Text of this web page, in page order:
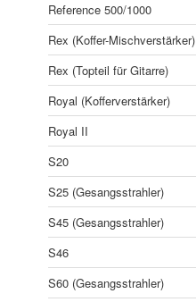
Reference 500/1000
Rex (Koffer-Mischverstärker)
Rex (Topteil für Gitarre)
Royal (Kofferverstärker)
Royal II
S20
S25 (Gesangsstrahler)
S45 (Gesangsstrahler)
S46
S60 (Gesangsstrahler)